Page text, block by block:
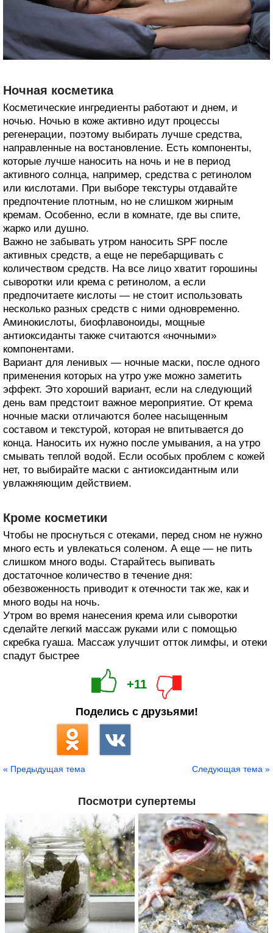
Ночная косметика
Косметические ингредиенты работают и днем, и
ночью. Ночью в коже активно идут процессы
регенерации, поэтому выбирать лучше средства,
направленные на востановление. Есть компоненты,
которые лучше наносить на ночь и не в период
активного солнца, например, средства с ретинолом
или кислотами. При выборе текстуры отдавайте
предпочтение плотным, но не слишком жирным
кремам. Особенно, если в комнате, где вы спите,
жарко или душно.
Важно не забывать утром наносить SPF после
активных средств, а еще не перебарщивать с
количеством средств. На все лицо хватит горошины
сыворотки или крема с ретинолом, а если
предпочитаете кислоты — не стоит использовать
несколько разных средств с ними одновременно.
Аминокислоты, биофлавоноиды, мощные
антиоксиданты также считаются «ночными»
компонентами.
Вариант для ленивых — ночные маски, после одного
применения которых на утро уже можно заметить
эффект. Это хороший вариант, если на следующий
день вам предстоит важное мероприятие. От крема
ночные маски отличаются более насыщенным
составом и текстурой, которая не впитывается до
конца. Наносить их нужно после умывания, а на утро
смывать теплой водой. Если особых проблем с кожей
нет, то выбирайте маски с антиоксидантным или
увлажняющим действием.
Кроме косметики
Чтобы не проснуться с отеками, перед сном не нужно
много есть и увлекаться соленом. А еще — не пить
слишком много воды. Старайтесь выпивать
достаточное количество в течение дня:
обезвоженность приводит к отечности так же, как и
много воды на ночь.
Утром во время нанесения крема или сыворотки
сделайте легкий массаж руками или с помощью
скребка гуаша. Массаж улучшит отток лимфы, и отеки
спадут быстрее
+11
Поделись с друзьями!
« Предыдущая тема Следующая тема »
Посмотри супертемы